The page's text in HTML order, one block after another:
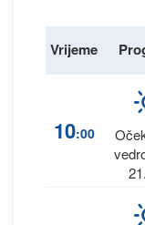
Vrijeme
10:00